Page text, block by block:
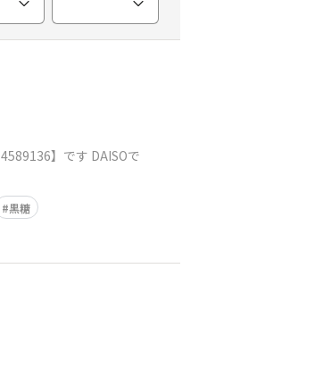
】です DAISOで
黒糖